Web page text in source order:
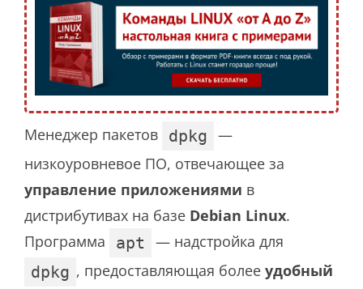
Менеджер пакетов dpkg —
низкоуровневое ПО, отвечающее за
управление приложениями в
дистрибутивах на базе Debian Linux.
Программа
apt
— надстройка для
dpkg , предоставляющая более удобный